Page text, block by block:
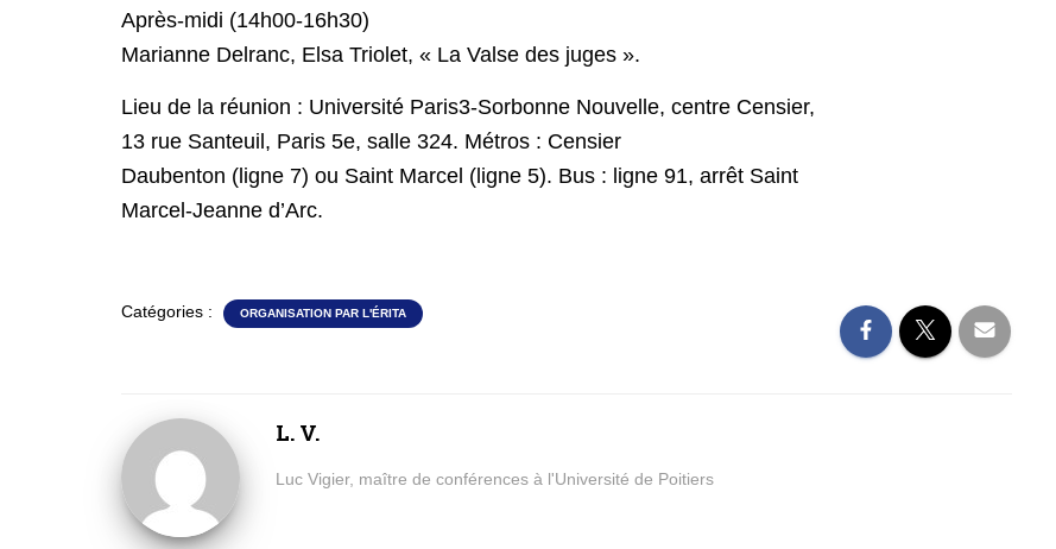
Après-midi (14h00-16h30)
Marianne Delranc, Elsa Triolet, « La Valse des juges ».
Lieu de la réunion : Université Paris3-Sorbonne Nouvelle, centre Censier,
13 rue Santeuil, Paris 5e, salle 324. Métros : Censier
Daubenton (ligne 7) ou Saint Marcel (ligne 5). Bus : ligne 91, arrêt Saint
Marcel-Jeanne d’Arc.
Catégories : ORGANISATION PAR L'ÉRITA
L. V.
Luc Vigier, maître de conférences à l'Université de Poitiers